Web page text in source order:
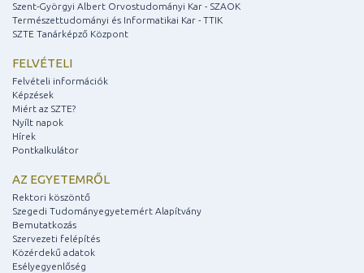
Szent-Györgyi Albert Orvostudományi Kar - SZAOK
Természettudományi és Informatikai Kar - TTIK
SZTE Tanárképző Központ
FELVÉTELI
Felvételi információk
Képzések
Miért az SZTE?
Nyílt napok
Hírek
Pontkalkulátor
AZ EGYETEMRŐL
Rektori köszöntő
Szegedi Tudományegyetemért Alapítvány
Bemutatkozás
Szervezeti felépítés
Közérdekű adatok
Esélyegyenlőség